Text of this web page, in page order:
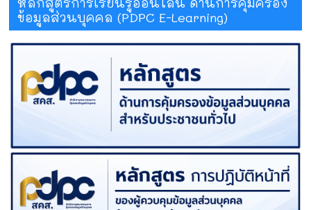
ข้อมูลส่วนบุคคล (PDPC E-Learning)